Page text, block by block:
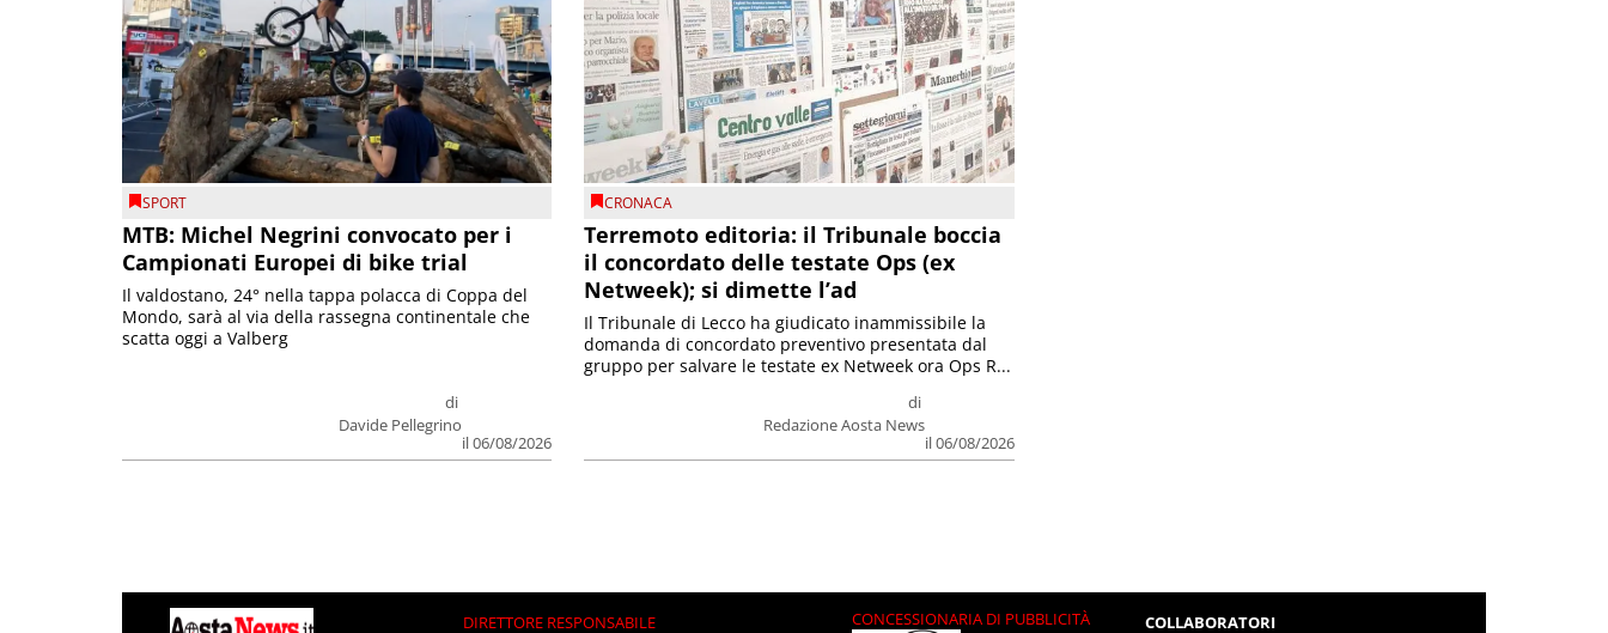
SPORT
MTB: Michel Negrini convocato per i
Campionati Europei di bike trial
di
Davide Pellegrino
il 06/08/2026
Il valdostano, 24° nella tappa polacca di Coppa del
Mondo, sarà al via della rassegna continentale che
scatta oggi a Valberg
CRONACA
Terremoto editoria: il Tribunale boccia
il concordato delle testate Ops (ex
Netweek); si dimette l’ad
di
Redazione Aosta News
il 06/08/2026
Il Tribunale di Lecco ha giudicato inammissibile la
domanda di concordato preventivo presentata dal
gruppo per salvare le testate ex Netweek ora Ops R...
DIRETTORE RESPONSABILE CONCESSIONARIA DI PUBBLICITÀ COLLABORATORI